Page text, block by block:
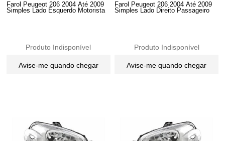
Farol Peugeot 206 2004 Até 2009
Simples Lado Esquerdo Motorista
Produto Indisponível
Avise-me quando chegar
Farol Peugeot 206 2004 Até 2009
Simples Lado Direito Passageiro
Produto Indisponível
Avise-me quando chegar